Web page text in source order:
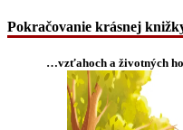
Pokračovanie krásnej
…vzťahoch a životných